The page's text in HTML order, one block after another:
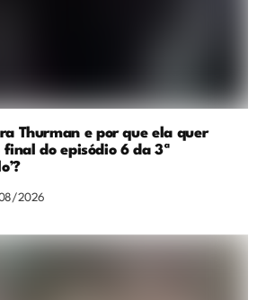
Thurman e por que ela quer
final do episódio 6 da 3ª
2026